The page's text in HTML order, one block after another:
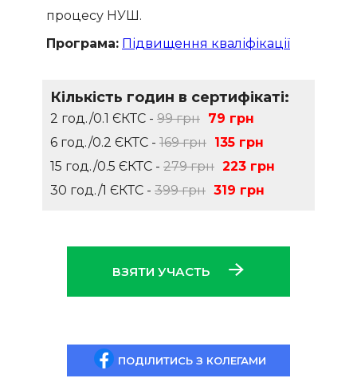
процесу НУШ.
Програма: Підвищення кваліфікації
Кількість годин в сертифікаті:
2 год./0.1 ЄКТС - 99 грн 79 грн
6 год./0.2 ЄКТС - 169 грн 135 грн
15 год./0.5 ЄКТС - 279 грн 223 грн
30 год./1 ЄКТС - 399 грн 319 грн
ВЗЯТИ УЧАСТЬ
ПОДІЛИТИСЬ З КОЛЕГАМИ